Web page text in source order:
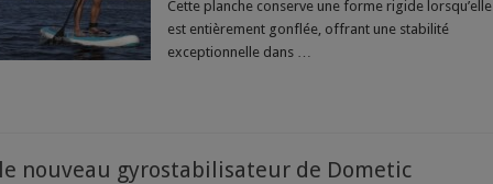
Cette planche conserve une forme rigide lorsqu’elle
est entièrement gonflée, offrant une stabilité
exceptionnelle dans …
nouveau gyrostabilisateur de Dometic